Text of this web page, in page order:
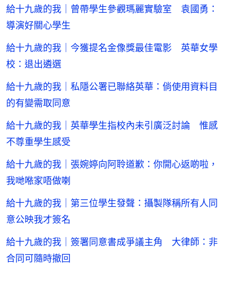
給十九歲的我｜曾帶學生參觀瑪麗實驗室 袁國勇：
導演好關心學生
給十九歲的我｜今獲提名金像獎最佳電影 英華女學
校：退出遴選
給十九歲的我｜私隱公署已聯絡英華：倘使用資料目
的有變需取同意
給十九歲的我｜英華學生指校內未引廣泛討論 惟感
不尊重學生感受
給十九歲的我｜張婉婷向阿聆道歉：你開心返啲啦，
我哋𠵱家唔做喇
給十九歲的我｜第三位學生發聲：攝製隊稱所有人同
意公映我才簽名
給十九歲的我｜簽署同意書成爭議主角 大律師：非
合同可隨時撤回